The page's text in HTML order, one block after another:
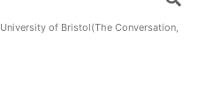
University of Bristol(The Conversation,